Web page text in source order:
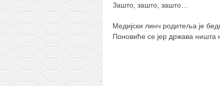
Зашто, зашто, зашто…
Медијски линч родитеља је
Поновиће се јер држава ништа